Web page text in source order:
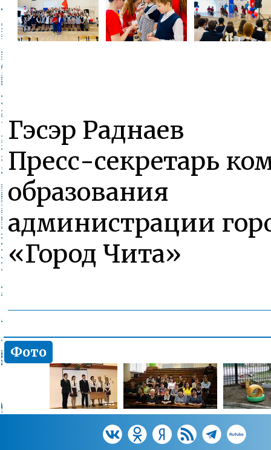
Гэсэр Раднаев
Пресс-секретарь
образования
администрации
«Город Чита»
Фото